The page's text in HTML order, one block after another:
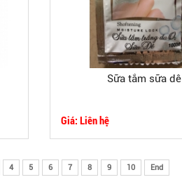
Sữa tắm sữa dê
Giá: Liên hệ
4 5 6 7 8 9 10 End